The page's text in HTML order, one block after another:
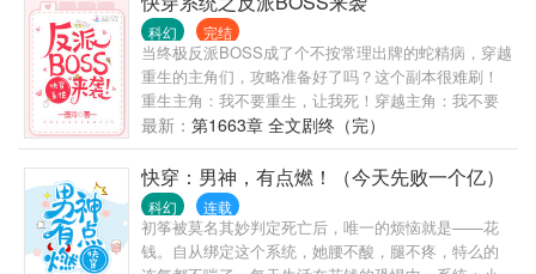
么都可以。 初筝：（摸刀）那、那我不客气了。 系
统：小姐姐请你放下屠刀！！(▼へ▼メ) #小姐姐，真
的可以为所欲为，了解一下#
科幻 完结
当终极反派BOSS成了个不按常理出牌的蛇精病，穿越
重生的主角们，攻略准备好了吗？这个副本很难刷！
重生主角：我不要重生，让我死！穿越主角：我不要
穿越，让我回去！穿书主角：这特么是地狱模式的
吗？反派都能上天了！说好的垫脚石呢？导演，我怀
疑我拿了假剧本！黑化主角：老子不干了！ヽ(#`Д□)ノ
明殊：下一个。#副本模式：普通、困难、地狱、明殊
##宿主一言不合就自尽开屠杀#
最新： 第1663章 全文剧终（完）
快穿：男神，有点燃！（今天先败一个亿）
科幻 连载
初筝被莫名其妙判定死亡后，唯一的烦恼就是——花
钱。自从绑定这个系统，她腰不酸，腿不疼，特么的